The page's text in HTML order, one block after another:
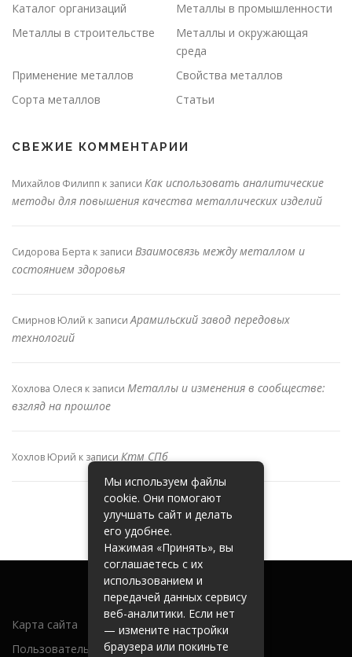
Каталог организаций
Металлы в промышленности
Металлы в строительстве
Металлы и окружающая
среда
Применение металлов
Свойства металлов
Сорта металлов
Статьи
СВЕЖИЕ КОММЕНТАРИИ
Михайлов Филипп к записи Как использовать аналитические
методы для повышения качества металлических изделий
Сидорова Берта к записи Взаимосвязь между металлом и
состоянием здоровья
Смирнов Юлий к записиАрамильский завод передовых
технологий
Хохлова Олеся к записи Металлы и изменения в сообществе:
взгляд на прошлое
Хохлов Юрий к записи Ктм СПб
Карта сайта
Пользовательское соглашение
Мы используем файлы
cookie. Они помогают
улучшать сайт и делать
его удобнее.
Нажимая «Принять», вы
соглашаетесь с их
использованием и
передачей данных сервису
веб-аналитики. Если нет
— измените настройки
браузера или покиньте